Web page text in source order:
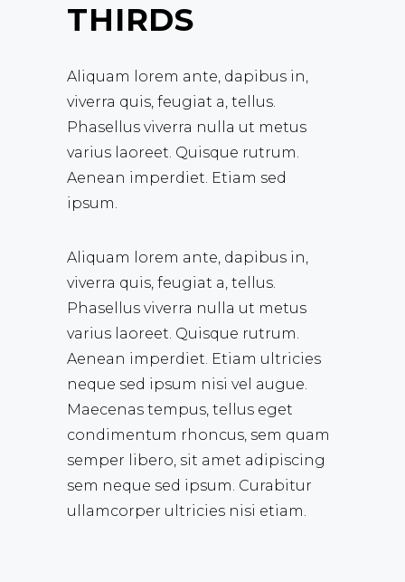
THIRDS
Aliquam lorem ante, dapibus in,
viverra quis, feugiat a, tellus.
Phasellus viverra nulla ut metus
varius laoreet. Quisque rutrum.
Aenean imperdiet. Etiam sed
ipsum.
Aliquam lorem ante, dapibus in,
viverra quis, feugiat a, tellus.
Phasellus viverra nulla ut metus
varius laoreet. Quisque rutrum.
Aenean imperdiet. Etiam ultricies
neque sed ipsum nisi vel augue.
Maecenas tempus, tellus eget
condimentum rhoncus, sem quam
semper libero, sit amet adipiscing
sem neque sed ipsum. Curabitur
ullamcorper ultricies nisi etiam.